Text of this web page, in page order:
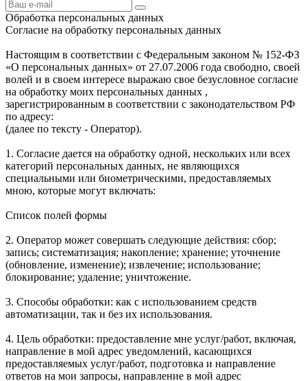
Обработка персональных данных
Согласие на обработку персональных данных
Настоящим в соответствии с Федеральным законом № 152-ФЗ
«О персональных данных» от 27.07.2006 года свободно, своей
волей и в своем интересе выражаю свое безусловное согласие
на обработку моих персональных данных ,
зарегистрированным в соответствии с законодательством РФ
по адресу:
(далее по тексту - Оператор).
1. Согласие дается на обработку одной, нескольких или всех
категорий персональных данных, не являющихся
специальными или биометрическими, предоставляемых
мною, которые могут включать:
Список полей формы
2. Оператор может совершать следующие действия: сбор;
запись; систематизация; накопление; хранение; уточнение
(обновление, изменение); извлечение; использование;
блокирование; удаление; уничтожение.
3. Способы обработки: как с использованием средств
автоматизации, так и без их использования.
4. Цель обработки: предоставление мне услуг/работ, включая,
направление в мой адрес уведомлений, касающихся
предоставляемых услуг/работ, подготовка и направление
ответов на мои запросы, направление в мой адрес